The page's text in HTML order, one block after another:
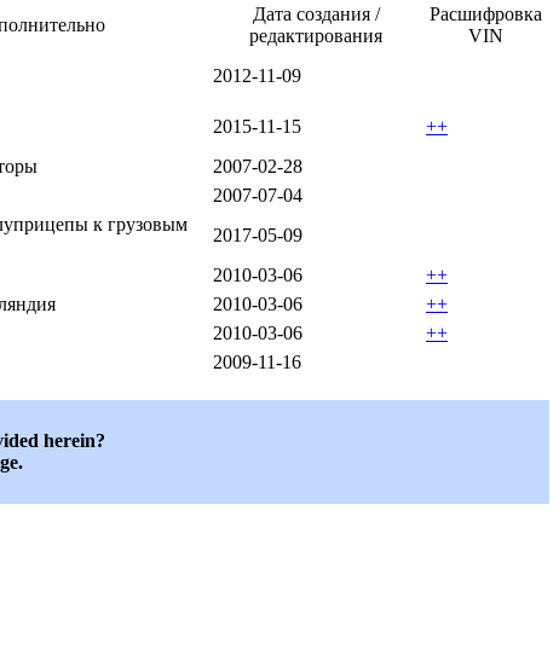
Дата создания /
редактирования
Расшифровка
VIN
2012-11-09
2015-11-15
++
2007-02-28
2007-07-04
к грузовым
2017-05-09
2010-03-06
++
2010-03-06
++
2010-03-06
++
2009-11-16
herein?